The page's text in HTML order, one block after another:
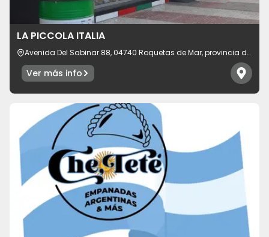
LA PICCOLA ITALIA
Avenida Del Sabinar 88, 04740 Roquetas de Mar, provincia de
Ver más info